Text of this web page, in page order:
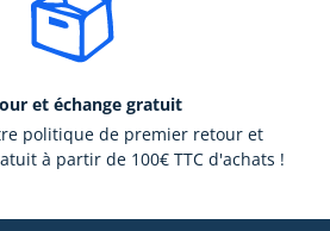
et échange gratuit
politique de premier retour et
à partir de 100€ TTC d'achats !